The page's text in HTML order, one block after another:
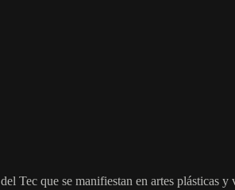
Tec que se manifiestan en artes plásticas y